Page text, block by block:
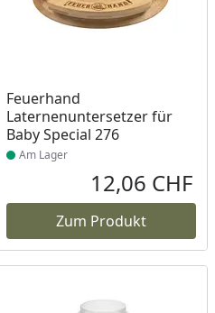
Feuerhand
Laternenuntersetzer für
Baby Special 276
Produkt am Lager
Am Lager
12,06 CHF
Zum Produkt